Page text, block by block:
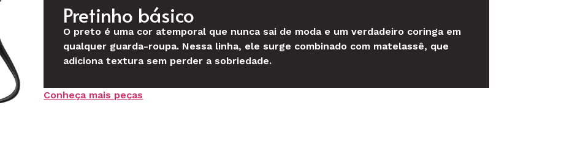
Pretinho básico
O preto é uma cor atemporal que nunca sai de moda e um verdadeiro coringa em
qualquer guarda-roupa. Nessa linha, ele surge combinado com matelassê, que
adiciona textura sem perder a sobriedade.
Conheça mais peças